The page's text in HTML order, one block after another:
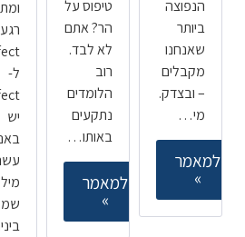
הנפוצה
ביותר
שאנחנו
מקבלים
– ובצדק.
מי…
למאמר
»
טיפוס על
הר? אתם
לא לבד.
רוב
הלומדים
נתקעים
באותו…
למאמר
»
רגע
ל-
יש